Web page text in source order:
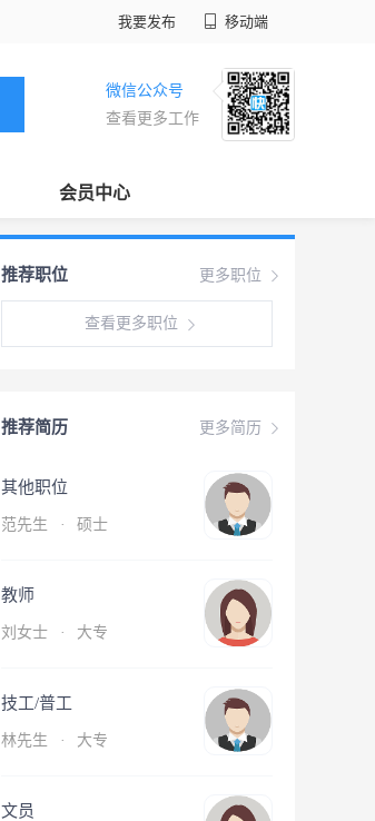
我要发布 移动端
微信公众号
查看更多工作
会员中心
更多职位
推荐职位
查看更多职位
更多简历
推荐简历
其他职位
范先生 · 硕士
教师
刘女士 · 大专
技工/普工
林先生 · 大专
文员